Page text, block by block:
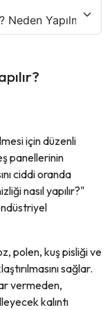
için düzenli
panellerinin
ciddi oranda
nasıl yapılır?"
polen, kuş pisliği ve
sağlar.
vermeden,
kalıntı